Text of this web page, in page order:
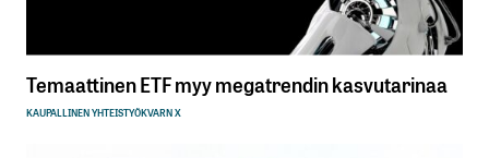
Temaattinen ETF myy megatrendin kasvutarinaa
KAUPALLINEN YHTEISTYÖKVARN X